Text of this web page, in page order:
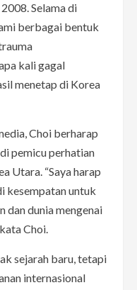
Selama di
berbagai bentuk
kali gagal
menetap di Korea
Choi berharap
pemicu perhatian
Utara. “Saya harap
kesempatan untuk
dan dunia mengenai
Choi.
sejarah baru, tetapi
internasional